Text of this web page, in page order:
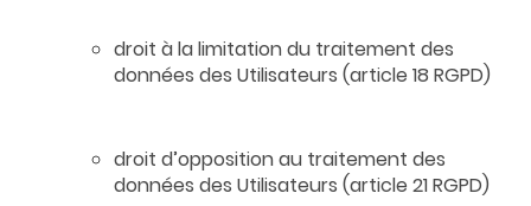
droit à la limitation du traitement des
données des Utilisateurs (article 18 RGPD)
droit d’opposition au traitement des
données des Utilisateurs (article 21 RGPD)